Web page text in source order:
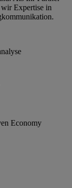
Expertise in
Economy